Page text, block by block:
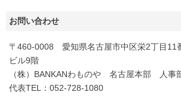
お問い合わせ
〒460-0008 愛知県名古屋市中区栄2丁目
ビル9階
（株）BANKANわものや 名古屋本部 人事
代表TEL：052-728-1080